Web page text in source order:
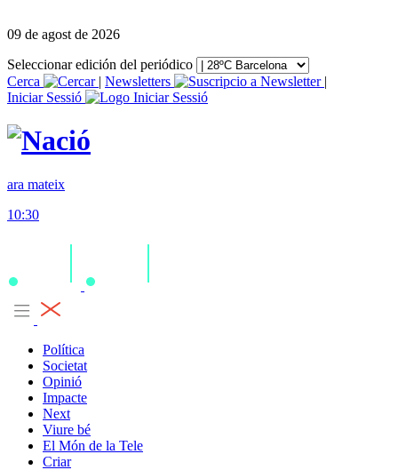
09 de agost de 2026
Seleccionar edición del periódico
Cerca
| Newsletters
|
Iniciar Sessió
ara mateix
10:30
Política
Societat
Opinió
Impacte
Next
Viure bé
El Món de la Tele
Criar